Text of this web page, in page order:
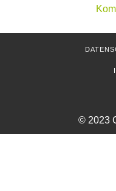
© 2023